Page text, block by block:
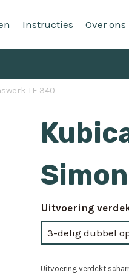
Instructies Over ons
TE 340
Uitvoering
Uitvoering verdekt